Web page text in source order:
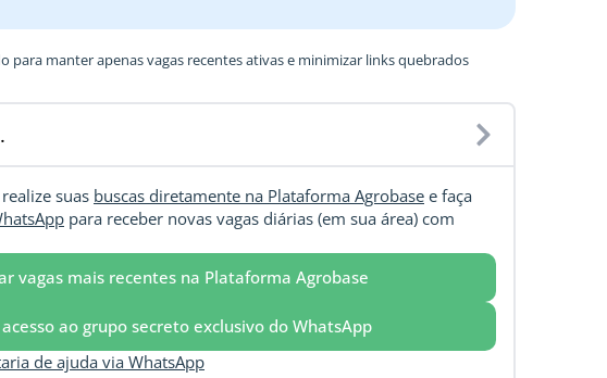
manter apenas vagas recentes ativas e minimizar links quebrados
suas buscas diretamente na Plataforma Agrobase e faça
para receber novas vagas diárias (em sua área) com
vagas mais recentes na Plataforma Agrobase
ao grupo secreto exclusivo do WhatsApp
de ajuda via WhatsApp